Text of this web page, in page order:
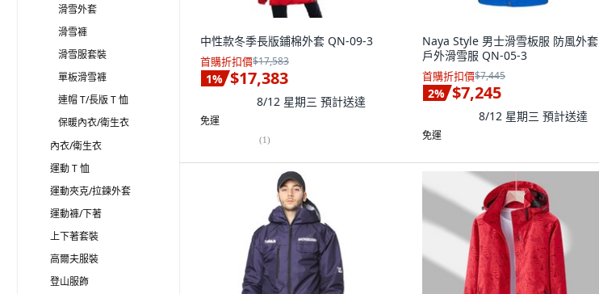
滑雪外套
滑雪褲
滑雪服套裝
單板滑雪褲
連帽 T/長版 T 恤
保暖內衣/衛生衣
內衣/衛生衣
運動 T 恤
運動夾克/拉鍊外套
運動褲/下著
上下著套裝
高爾夫服裝
登山服飾
中性款冬季長版鋪棉外套 QN-09-3
首購折扣價$17,583
1% $17,383
8/12 星期三 預計送達
免運
(1)
Naya Style 男士滑雪板服 防風外套
戶外滑雪服 QN-05-3
首購折扣價$7,445
2% $7,245
8/12 星期三 預計送達
免運